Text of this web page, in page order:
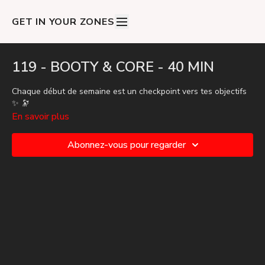
GET IN YOUR ZONES
119 - BOOTY & CORE - 40 MIN
Chaque début de semaine est un checkpoint vers tes objectifs
✨ 🔭
En savoir plus
Abonnez-vous pour regarder